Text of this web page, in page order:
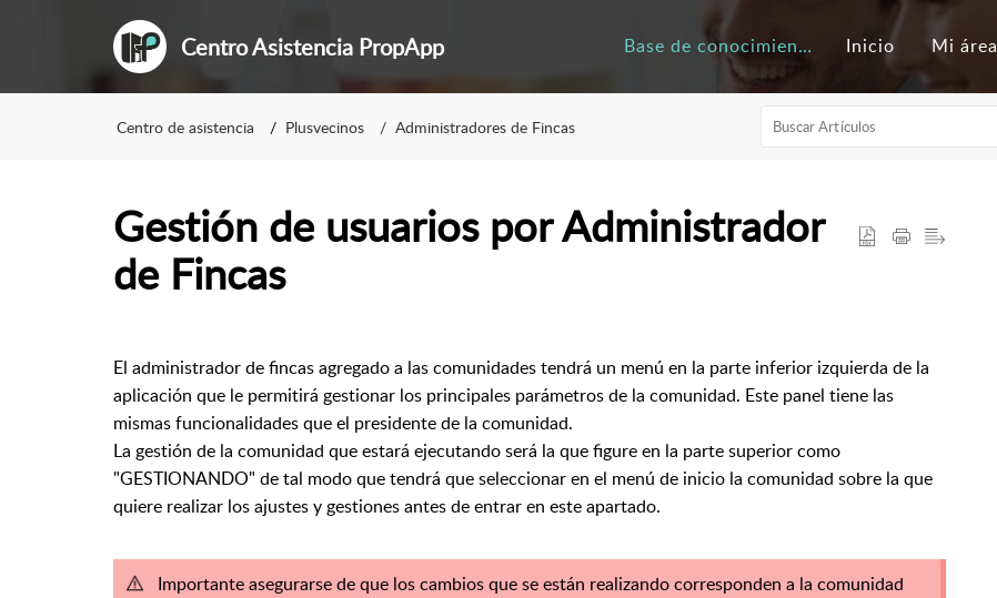
Centro Asistencia PropApp Base de conocimientos Inicio Mi área
Centro de asistencia Plusvecinos Administradores de Fincas
Gestión de usuarios por Administrador
de Fincas
El administrador de fincas agregado a las comunidades tendrá un menú en la parte inferior izquierda de la
aplicación que le permitirá gestionar los principales parámetros de la comunidad. Este panel tiene las
mismas funcionalidades que el presidente de la comunidad.
La gestión de la comunidad que estará ejecutando será la que figure en la parte superior como
"GESTIONANDO" de tal modo que tendrá que seleccionar en el menú de inicio la comunidad sobre la que
quiere realizar los ajustes y gestiones antes de entrar en este apartado.
Importante asegurarse de que los cambios que se están realizando corresponden a la comunidad